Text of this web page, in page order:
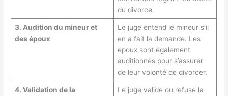
du divorce.
3. Audition du mineur et
des époux
Le juge entend le mineur s’il
en a fait la demande. Les
époux sont également
auditionnés pour s’assurer
de leur volonté de divorcer.
4. Validation de la
Le juge valide ou refuse la